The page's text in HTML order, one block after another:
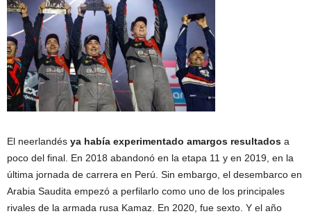
El neerlandés ya había experimentado amargos resultados a
poco del final. En 2018 abandonó en la etapa 11 y en 2019, en la
última jornada de carrera en Perú. Sin embargo, el desembarco en
Arabia Saudita empezó a perfilarlo como uno de los principales
rivales de la armada rusa Kamaz. En 2020, fue sexto. Y el año